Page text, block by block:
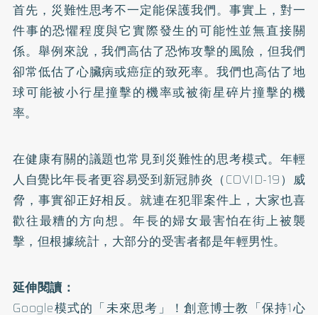
首先，災難性思考不一定能保護我們。事實上，對一
件事的恐懼程度與它實際發生的可能性並無直接關
係。舉例來說，我們高估了恐怖攻擊的風險，但我們
卻常低估了心臟病或癌症的致死率。我們也高估了地
球可能被小行星撞擊的機率或被衛星碎片撞擊的機
率。
在健康有關的議題也常見到災難性的思考模式。年輕
人自覺比年長者更容易受到新冠肺炎（COVID-19）威
脅，事實卻正好相反。就連在犯罪案件上，大家也喜
歡往最糟的方向想。年長的婦女最害怕在街上被襲
擊，但根據統計，大部分的受害者都是年輕男性。
延伸閱讀：
Google模式的「未來思考」！創意博士教「保持1心